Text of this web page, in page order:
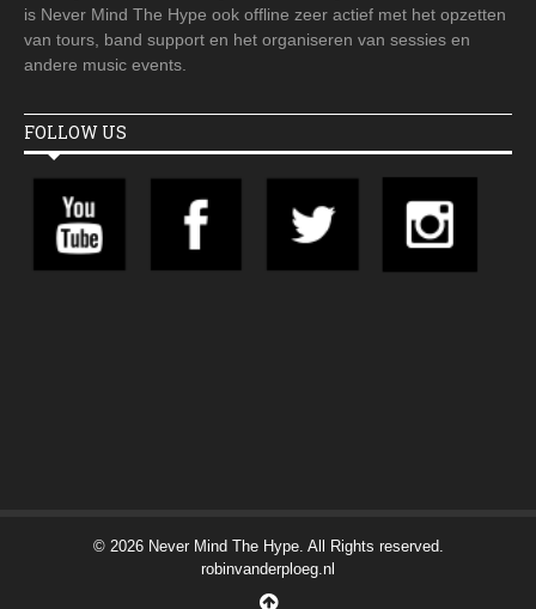
is Never Mind The Hype ook offline zeer actief met het opzetten
van tours, band support en het organiseren van sessies en
andere music events.
FOLLOW US
© 2026 Never Mind The Hype. All Rights reserved.
robinvanderploeg.nl